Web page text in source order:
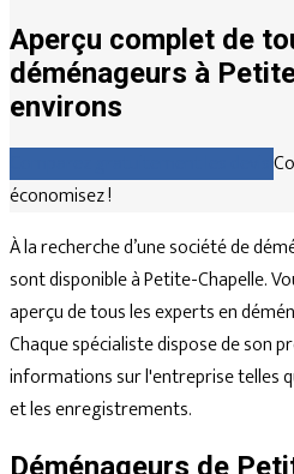
Aperçu complet de
déménageurs à
environs
économisez !
À la recherche d’une société de
sont disponible à Petite-Chapelle.
aperçu de tous les experts en
Chaque spécialiste dispose de son
informations sur l'entreprise telles
et les enregistrements.
Déménageurs de